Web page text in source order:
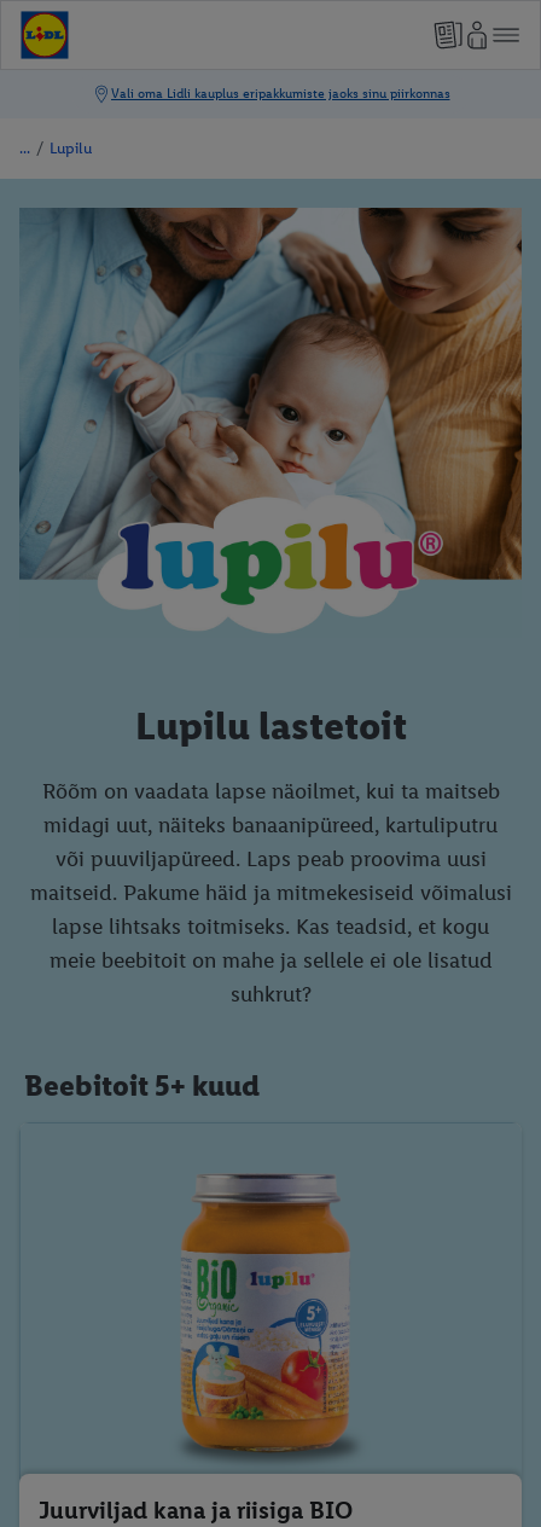
/ Lupilu
Lupilu lastetoit
Rõõm on vaadata lapse näoilmet, kui ta maitseb
midagi uut, näiteks banaanipüreed, kartuliputru
või puuviljapüreed. Laps peab proovima uusi
maitseid. Pakume häid ja mitmekesiseid võimalusi
lapse lihtsaks toitmiseks. Kas teadsid, et kogu
meie beebitoit on mahe ja sellele ei ole lisatud
suhkrut?
Beebitoit 5+ kuud
Juurviljad kana ja riisiga BIO